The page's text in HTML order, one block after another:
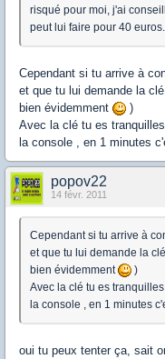
risqué pour moi, j'ai
peut lui faire pour 40 euros.
Cependant si tu arrive à
et que tu lui demande la
bien évidemment
)
Avec la clé tu es
la console , en 1 minutes
popov22
14 févr. 2011
Cependant si tu arrive à
et que tu lui demande la
bien évidemment
)
Avec la clé tu es
la console , en 1 minutes
oui tu peux tenter ça, sait